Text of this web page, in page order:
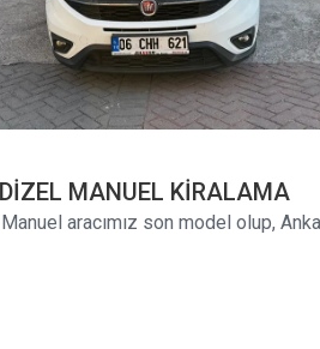
MANUEL KİRALAMA
aracımız son model olup,